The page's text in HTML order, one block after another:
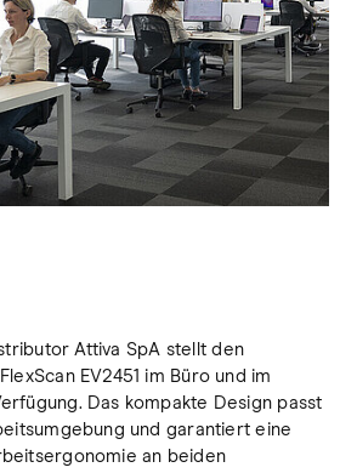
Attiva SpA stellt den
EV2451 im Büro und im
Das kompakte Design passt
und garantiert eine
an beiden